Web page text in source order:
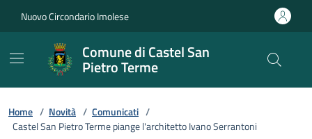
Nuovo Circondario Imolese
Comune di Castel San
Pietro Terme
Home / Novità / Comunicati /
Castel San Pietro Terme piange l'architetto Ivano Serrantoni